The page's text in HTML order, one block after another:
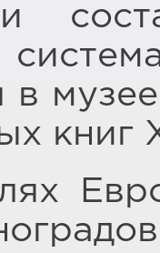
в
книг